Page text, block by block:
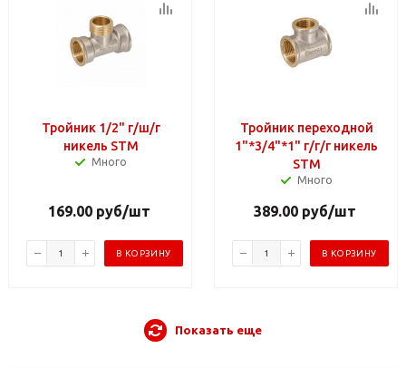
Тройник 1/2" г/ш/г
никель STM
Много
169.00руб/шт
В КОРЗИНУ
Тройник переходной
1"*3/4"*1" г/г/г никель
STM
Много
389.00руб/шт
В КОРЗИНУ
Показать еще